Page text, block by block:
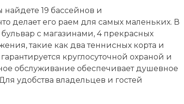
19 бассейнов и
делает его раем для самых маленьких. В
с магазинами, 4 прекрасных
такие как два теннисных корта и
круглосуточной охраной и
обслуживание обеспечивает душевное
удобства владельцев и гостей